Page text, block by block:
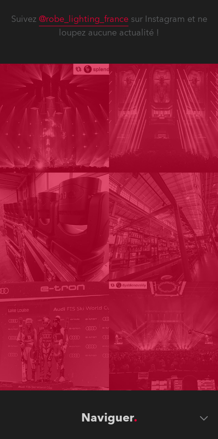
Suivez @robe_lighting_francesur Instagram et ne
loupez aucune actualité !
Naviguer